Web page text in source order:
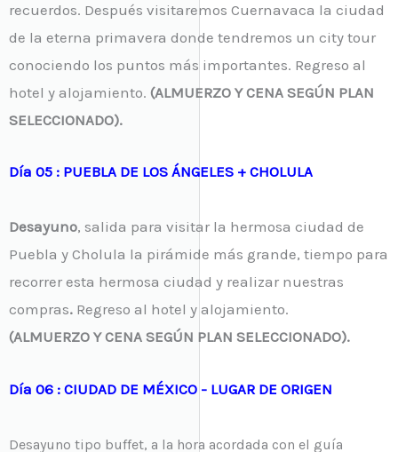
recuerdos. Después visitaremos Cuernavaca la ciudad
de la eterna primavera donde tendremos un city tour
conociendo los puntos más importantes. Regreso al
hotel y alojamiento. (ALMUERZO Y CENA SEGÚN PLAN
SELECCIONADO).
Día 05 : PUEBLA DE LOS ÁNGELES + CHOLULA
Desayuno, salida para visitar la hermosa ciudad de
Puebla y Cholula la pirámide más grande, tiempo para
recorrer esta hermosa ciudad y realizar nuestras
compras. Regreso al hotel y alojamiento.
(ALMUERZO Y CENA SEGÚN PLAN SELECCIONADO).
Día 06 : CIUDAD DE MÉXICO - LUGAR DE ORIGEN
Desayuno tipo buffet, a la hora acordada con el guía